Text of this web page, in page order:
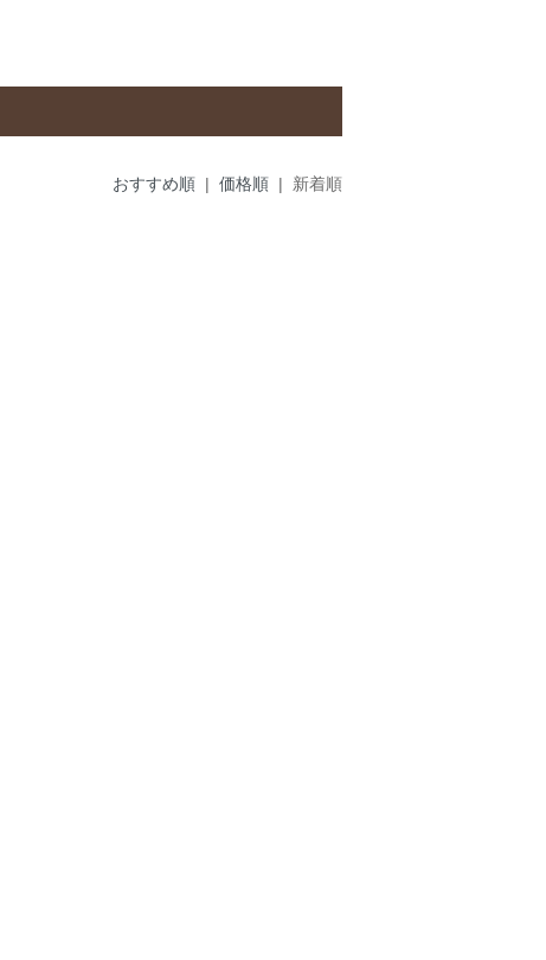
おすすめ順 | 価格順 | 新着順